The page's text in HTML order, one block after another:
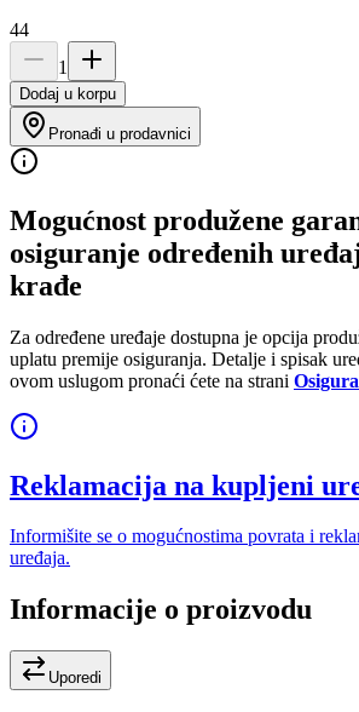
44
1
Dodaj u korpu
Pronađi u prodavnici
Mogućnost produžene
osiguranje određenih
krađe
Za određene uređaje dostupna je opcija
uplatu premije osiguranja. Detalje i spisak
ovom uslugom pronaći ćete na strani
Reklamacija na kupljeni
Informišite se o mogućnostima povrata i
uređaja.
Informacije o proizvodu
Uporedi